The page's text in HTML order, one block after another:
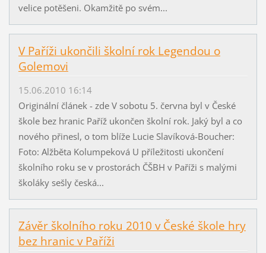
velice potěšeni. Okamžitě po svém...
V Paříži ukončili školní rok Legendou o
Golemovi
15.06.2010 16:14
Originální článek - zde V sobotu 5. června byl v České
škole bez hranic Paříž ukončen školní rok. Jaký byl a co
nového přinesl, o tom blíže Lucie Slavíková-Boucher:
Foto: Alžběta Kolumpeková U příležitosti ukončení
školního roku se v prostorách ČŠBH v Paříži s malými
školáky sešly česká...
Závěr školního roku 2010 v České škole hry
bez hranic v Paříži